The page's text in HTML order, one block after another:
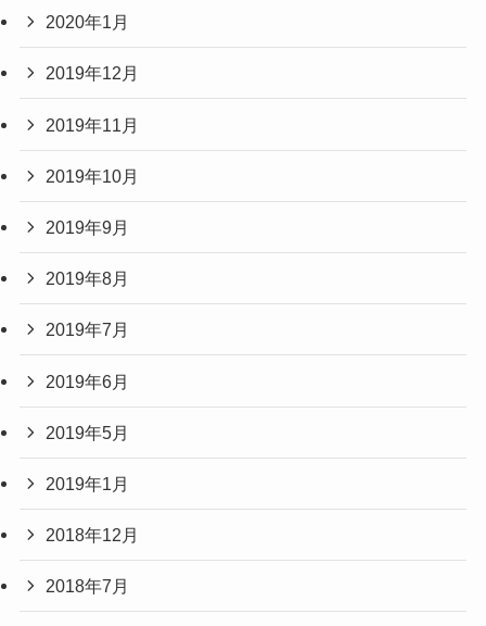
2020年1月
2019年12月
2019年11月
2019年10月
2019年9月
2019年8月
2019年7月
2019年6月
2019年5月
2019年1月
2018年12月
2018年7月